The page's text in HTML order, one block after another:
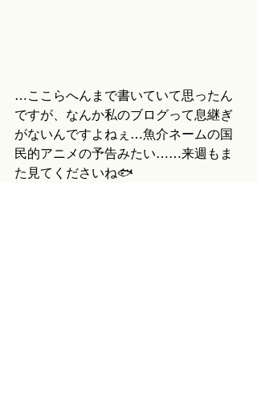
…ここらへんまで書いていて思ったん
ですが、なんか私のブログって息継ぎ
がないんですよねぇ…魚介ネームの国
民的アニメの予告みたい……来週もま
た見てくださいね🐟